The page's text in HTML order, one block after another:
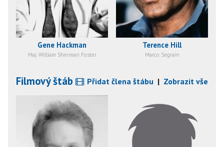
Gene Hackman
Maj. William Sherman Foster
Terence Hill
Marco Segrain
Filmový štáb Přidat člena štábu | Zobrazit vše